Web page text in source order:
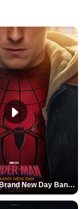
Spider-Man: Brand New Day Bande-annonce VO STFR